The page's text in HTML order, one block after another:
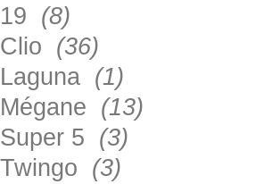
19 (8)
Clio (36)
Laguna (1)
Mégane (13)
Super 5 (3)
Twingo (3)